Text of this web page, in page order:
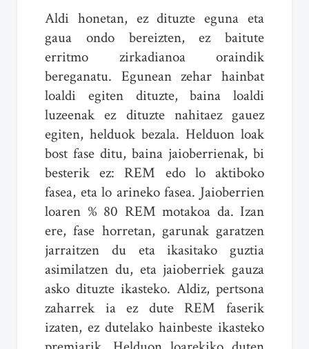
Aldi honetan, ez dituzte eguna eta
gaua ondo bereizten, ez baitute
erritmo zirkadianoa oraindik
bereganatu. Egunean zehar hainbat
loaldi egiten dituzte, baina loaldi
luzeenak ez dituzte nahitaez gauez
egiten, helduok bezala. Helduon loak
bost fase ditu, baina jaioberrienak, bi
besterik ez: REM edo lo aktiboko
fasea, eta lo arineko fasea. Jaioberrien
loaren % 80 REM motakoa da. Izan
ere, fase horretan, garunak garatzen
jarraitzen du eta ikasitako guztia
asimilatzen du, eta jaioberriek gauza
asko dituzte ikasteko. Aldiz, pertsona
zaharrek ia ez dute REM faserik
izaten, ez dutelako hainbeste ikasteko